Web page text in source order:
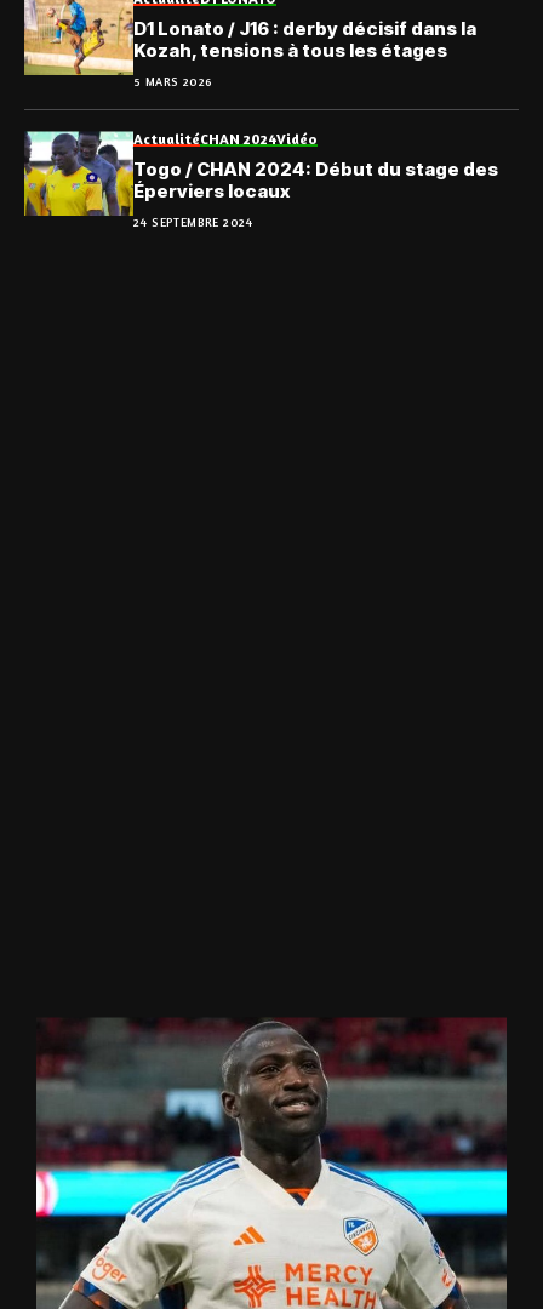
D1 Lonato / J16 : derby décisif dans la
Kozah, tensions à tous les étages
5 MARS 2026
ActualitéCHAN 2024Vidéo
Togo / CHAN 2024: Début du stage des
Éperviers locaux
24 SEPTEMBRE 2024